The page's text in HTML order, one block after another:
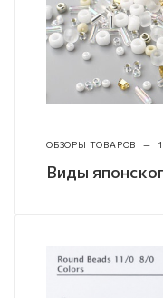
ОБЗОРЫ ТОВАРОВ —
Виды